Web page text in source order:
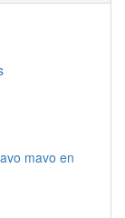
mavo en